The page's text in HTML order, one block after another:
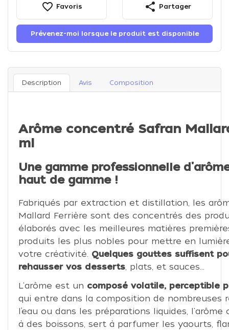
favorite_border Favoris share Partager
Prévenez-moi lorsque le produit est disponible
Description Avis Composition
Arôme concentré Safran
ml
Une gamme professionnelle
haut de gamme !
Fabriqués par extraction et distillation, les
Mallard Ferrière sont des concentrés des
élaborés avec les meilleures matières
produits les plus nobles pour mettre en
votre créativité. Quelques gouttes suffisent
rehausser vos desserts, plats, et sauces...
L'arôme est un composé volatile, perceptible
qui entre dans la composition de nombreuses
l’eau ou dans les préparations liquides,
à des boissons, sert à parfumer les yaourts,